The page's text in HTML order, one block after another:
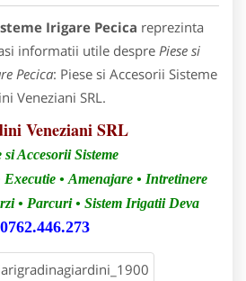
Irigare Pecica reprezinta
informatii utile despre Piese si
Pecica: Piese si Accesorii Sisteme
Veneziani SRL.
Veneziani SRL
si Accesorii Sisteme
Executie • Amenajare • Intretinere
• Parcuri • Sistem Irigatii Deva
0762.446.273